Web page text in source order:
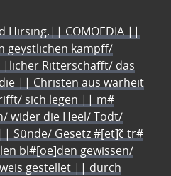
Hirsing.|| COMOEDIA ||
geystlichen kampff/
Ritterschafft/ das
|| Christen aus warheit
sich legen || m#
wider die Heel/ Todt/
Sünde/ Gesetz #[et]c̃ tr#
bl#[oe]den gewissen/
gestellet || durch